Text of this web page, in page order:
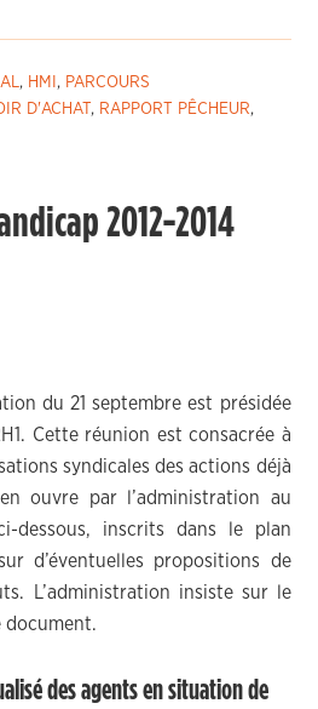
, HMI , PARCOURS
D'ACHAT , RAPPORT PÊCHEUR,
2012-2014
du 21 septembre est présidée
Cette réunion est consacrée à
syndicales des actions déjà
ouvre par l’administration au
dessous, inscrits dans le plan
d’éventuelles propositions de
L’administration insiste sur le
document.
des agents en situation de